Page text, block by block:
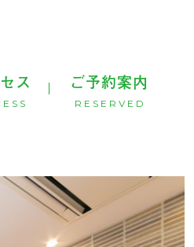
ス ご予約案内
RESERVED